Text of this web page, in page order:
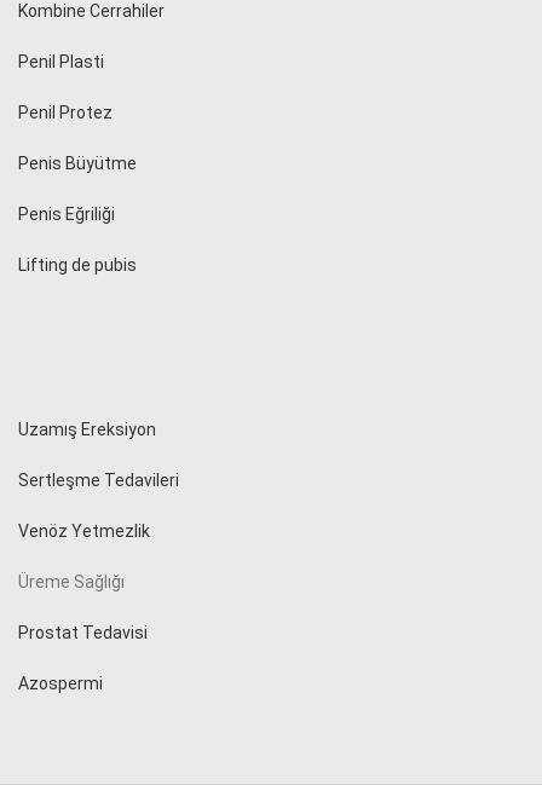
Kombine Cerrahiler
Penil Plasti
Penil Protez
Penis Büyütme
Penis Eğriliği
Lifting de pubis
Uzamış Ereksiyon
Sertleşme Tedavileri
Venöz Yetmezlik
Üreme Sağlığı
Prostat Tedavisi
Azospermi